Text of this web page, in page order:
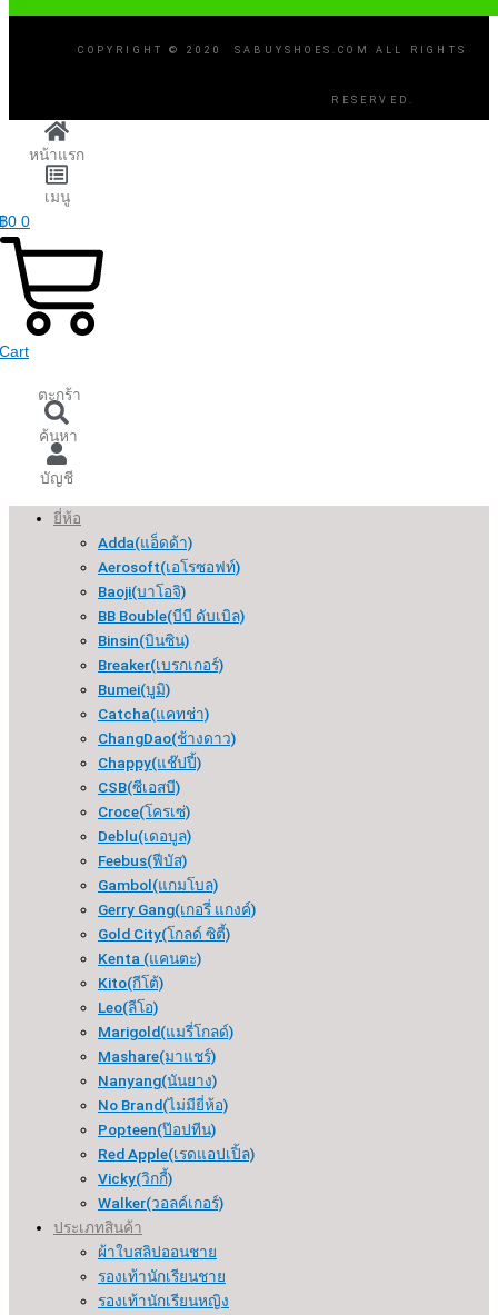
COPYRIGHT © 2020 SABUYSHOES.COM ALL RIGHTS
RESERVED.
หน้าแรก
เมนู
฿0 0
Cart
ตะกร้า
ค้นหา
บัญชี
ยี่ห้อ
Adda(แอ็ดด้า)
Aerosoft(เอโรซอฟท์)
Baoji(บาโอจิ)
BB Bouble(บีบี ดับเบิล)
Binsin(บินซิน)
Breaker(เบรกเกอร์​)
Bumei(บูมิ)
Catcha(แคทช่า)
ChangDao(ช้างดาว)
Chappy(แช๊ปปี้)
CSB(ซีเอสบี)
Croce(โครเซ่)
Deblu(เดอบูล)
Feebus(ฟีบัส)
Gambol(แกมโบล)
Gerry Gang(เกอรี่ แกงค์)
Gold City(โกลด์ ซิตี้)
Kenta (แคนตะ)
Kito(กีโต้)
Leo(ลีโอ)
Marigold(แมรี่โกลด์)
Mashare(มาแชร์)
Nanyang(นันยาง)
No Brand(ไม่มียี่ห้อ)
Popteen(ป๊อปทีน)
Red Apple(เรดแอปเปิ้ล)
Vicky(วิกกี้)
Walker(วอลค์เกอร์)
ประเภทสินค้า
ผ้าใบสลิปออนชาย
รองเท้านักเรียนชาย
รองเท้านักเรียนหญิง